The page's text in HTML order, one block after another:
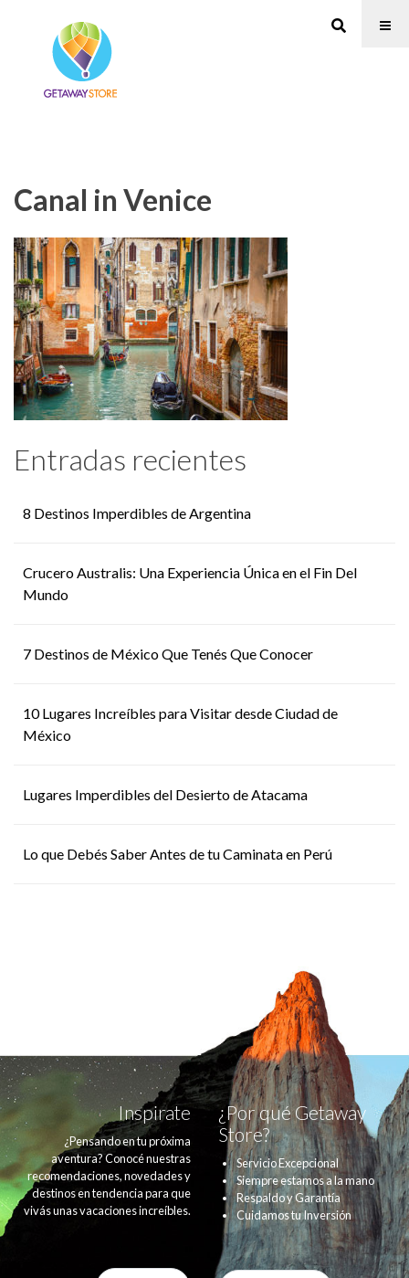
Canal in Venice
Entradas recientes
8 Destinos Imperdibles de Argentina
Crucero Australis: Una Experiencia Única en el Fin Del
Mundo
7 Destinos de México Que Tenés Que Conocer
10 Lugares Increíbles para Visitar desde Ciudad de
México
Lugares Imperdibles del Desierto de Atacama
Lo que Debés Saber Antes de tu Caminata en Perú
Inspirate
¿Pensando en tu próxima
aventura? Conocé nuestras
recomendaciones, novedades y
destinos en tendencia para que
vivás unas vacaciones increíbles.
¿Por qué Getaway
Store?
Servicio Excepcional
Siempre estamos a la mano
Respaldo y Garantía
Cuidamos tu Inversión